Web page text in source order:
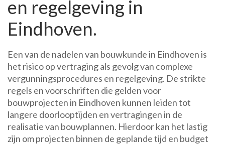
en regelgeving in
Eindhoven.
Een van de nadelen van bouwkunde in Eindhoven is
het risico op vertraging als gevolg van complexe
vergunningsprocedures en regelgeving. De strikte
regels en voorschriften die gelden voor
bouwprojecten in Eindhoven kunnen leiden tot
langere doorlooptijden en vertragingen in de
realisatie van bouwplannen. Hierdoor kan het lastig
zijn om projecten binnen de geplande tijd en budget